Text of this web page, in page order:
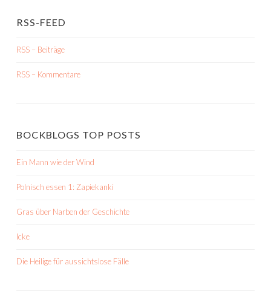
RSS-FEED
RSS – Beiträge
RSS – Kommentare
BOCKBLOGS TOP POSTS
Ein Mann wie der Wind
Polnisch essen 1: Zapiekanki
Gras über Narben der Geschichte
Icke
Die Heilige für aussichtslose Fälle